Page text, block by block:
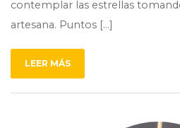
contemplar las estrellas
artesana. Puntos […]
LEER MÁS